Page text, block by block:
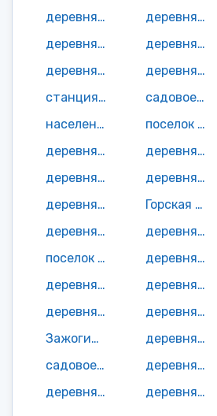
деревня Венгигора
деревня Вертилово
деревня Верхняя Путка
деревня Верховье
деревня Вигово
деревня Вицино
станция Вичка
садовое неком-е товарищество Водник-3 СОТ
населенный пункт Водник СОТ
поселок Возрицы
деревня Волкостров
деревня Воробьево
деревня Вырозеро
деревня Габсельга
деревня Голиково
Горская деревня
деревня Данилово
деревня Деригузово
поселок Евгора
деревня Еглово
деревня Ерсенево
деревня Есино
деревня Жарниково
деревня Загубье
Зажогинская деревня
деревня Заречье
садовое неком-е товарищество Здоровье СОТ
деревня Зубово
деревня Кажма
деревня Карельская Масельга